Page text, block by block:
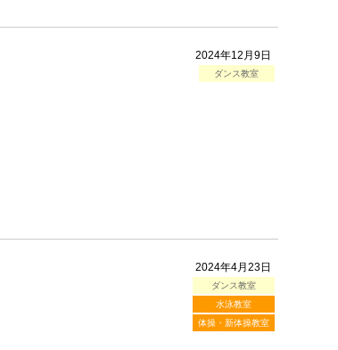
2024年12月9日
ダンス教室
2024年4月23日
ダンス教室
水泳教室
体操・新体操教室